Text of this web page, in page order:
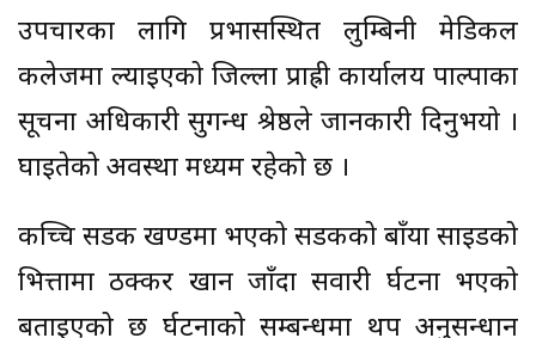
उपचारका लागि प्रभासस्थित लुम्बिनी मेडिकल
कलेजमा ल्याइएको जिल्ला प्राह्री कार्यालय पाल्पाका
सूचना अधिकारी सुगन्ध श्रेष्ठले जानकारी दिनुभयो ।
घाइतेको अवस्था मध्यम रहेको छ ।
कच्चि सडक खण्डमा भएको सडकको बाँया साइडको
भित्तामा ठक्कर खान जाँदा सवारी दुर्घटना भएको
बताइएको छ दुर्घटनाको सम्बन्धमा थप अनुसन्धान